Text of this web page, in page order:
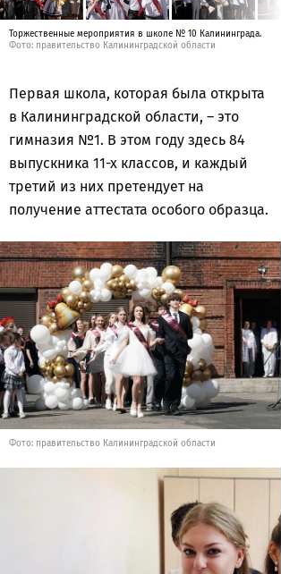
Торжественные мероприятия в школе № 10 Калининграда.
Фото: правительство Калининградской области
Первая школа, которая была открыта
в Калининградской области, – это
гимназия №1. В этом году здесь 84
выпускника 11-х классов, и каждый
третий из них претендует на
получение аттестата особого образца.
Фото: правительство Калининградской области